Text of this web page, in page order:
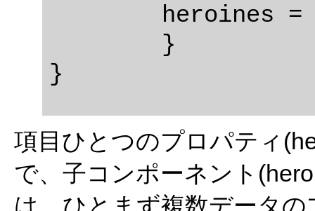
項目ひとつのプロパティ
で、子コンポーネント
は、ひとまず複数データ